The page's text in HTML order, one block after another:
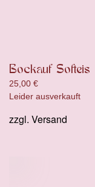
Bockauf Softeis
25,00 €
Leider ausverkauft
zzgl. Versand